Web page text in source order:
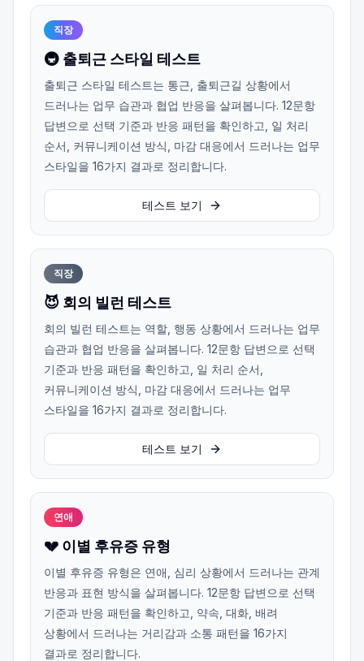
직장
🚇 출퇴근 스타일 테스트
출퇴근 스타일 테스트는 통근, 출퇴근길 상황에서
드러나는 업무 습관과 협업 반응을 살펴봅니다. 12문항
답변으로 선택 기준과 반응 패턴을 확인하고, 일 처리
순서, 커뮤니케이션 방식, 마감 대응에서 드러나는 업무
스타일을 16가지 결과로 정리합니다.
테스트 보기
직장
😈 회의 빌런 테스트
회의 빌런 테스트는 역할, 행동 상황에서 드러나는 업무
습관과 협업 반응을 살펴봅니다. 12문항 답변으로 선택
기준과 반응 패턴을 확인하고, 일 처리 순서,
커뮤니케이션 방식, 마감 대응에서 드러나는 업무
스타일을 16가지 결과로 정리합니다.
테스트 보기
연애
💔 이별 후유증 유형
이별 후유증 유형은 연애, 심리 상황에서 드러나는 관계
반응과 표현 방식을 살펴봅니다. 12문항 답변으로 선택
기준과 반응 패턴을 확인하고, 약속, 대화, 배려
상황에서 드러나는 거리감과 소통 패턴을 16가지
결과로 정리합니다.